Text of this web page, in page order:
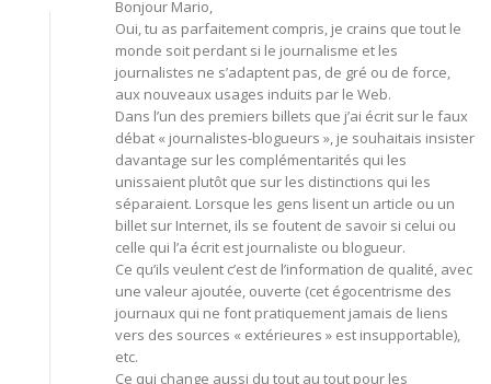
Bonjour Mario,
Oui, tu as parfaitement compris, je crains que tout le
monde soit perdant si le journalisme et les
journalistes ne s’adaptent pas, de gré ou de force,
aux nouveaux usages induits par le Web.
Dans l’un des premiers billets que j’ai écrit sur le faux
débat « journalistes-blogueurs », je souhaitais insister
davantage sur les complémentarités qui les
unissaient plutôt que sur les distinctions qui les
séparaient. Lorsque les gens lisent un article ou un
billet sur Internet, ils se foutent de savoir si celui ou
celle qui l’a écrit est journaliste ou blogueur.
Ce qu’ils veulent c’est de l’information de qualité, avec
une valeur ajoutée, ouverte (cet égocentrisme des
journaux qui ne font pratiquement jamais de liens
vers des sources « extérieures » est insupportable),
etc.
Ce qui change aussi du tout au tout pour les